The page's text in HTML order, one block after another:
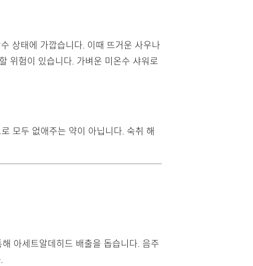
상태에 가깝습니다. 이때 뜨거운 사우나
위험이 있습니다. 가벼운 미온수 샤워로
모두 없애주는 약이 아닙니다. 숙취 해
아세트알데히드 배출을 돕습니다. 음주